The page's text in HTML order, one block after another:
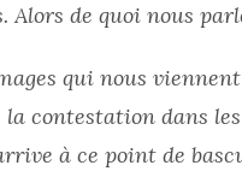
Alors de quoi nous
qui nous
contestation dans
à ce point de